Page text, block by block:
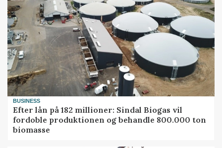
BUSINESS
Efter lån på 182 millioner: Sindal Biogas vil
fordoble produktionen og behandle 800.000 ton
biomasse